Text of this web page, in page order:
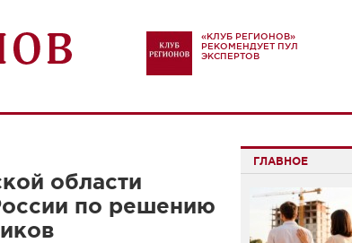
«КЛУБ РЕГИОНОВ»
РЕКОМЕНДУЕТ ПУЛ
ЭКСПЕРТОВ
области
по решению
ГЛАВНОЕ